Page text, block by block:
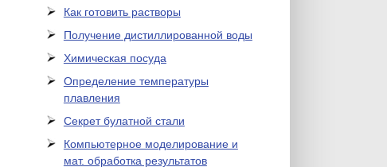
Как готовить растворы
Получение дистиллированной воды
Химическая посуда
Определение температуры
плавления
Секрет булатной стали
Компьютерное моделирование и
мат. обработка результатов